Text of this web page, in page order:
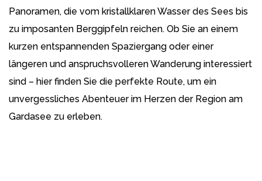
Panoramen, die vom kristallklaren Wasser des Sees bis
zu imposanten Berggipfeln reichen. Ob Sie an einem
kurzen entspannenden Spaziergang oder einer
längeren und anspruchsvolleren Wanderung interessiert
sind – hier finden Sie die perfekte Route, um ein
unvergessliches Abenteuer im Herzen der Region am
Gardasee zu erleben.